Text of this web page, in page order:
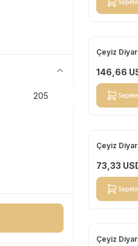
Yeni
Çeyiz
146,66
Yeni
Çeyiz
73,33
Yeni
Çeyiz